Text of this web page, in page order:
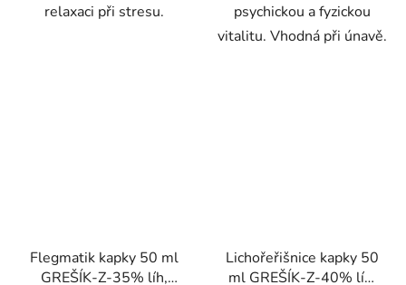
relaxaci při stresu.
psychickou a fyzickou
vitalitu. Vhodná při únavě.
Flegmatik kapky 50 ml
GREŠÍK-Z-35% líh,
Lichořeřišnice kapky 50
ml GREŠÍK-Z-40% líh,